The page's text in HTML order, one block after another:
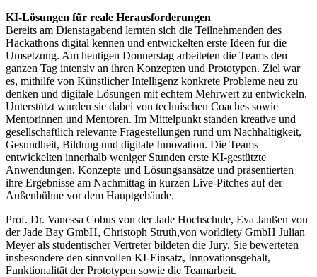
KI-Lösungen für reale Herausforderungen
Bereits am Dienstagabend lernten sich die Teilnehmenden des
Hackathons digital kennen und entwickelten erste Ideen für die
Umsetzung. Am heutigen Donnerstag arbeiteten die Teams den
ganzen Tag intensiv an ihren Konzepten und Prototypen. Ziel war
es, mithilfe von Künstlicher Intelligenz konkrete Probleme neu zu
denken und digitale Lösungen mit echtem Mehrwert zu entwickeln.
Unterstützt wurden sie dabei von technischen Coaches sowie
Mentorinnen und Mentoren. Im Mittelpunkt standen kreative und
gesellschaftlich relevante Fragestellungen rund um Nachhaltigkeit,
Gesundheit, Bildung und digitale Innovation. Die Teams
entwickelten innerhalb weniger Stunden erste KI-gestützte
Anwendungen, Konzepte und Lösungsansätze und präsentierten
ihre Ergebnisse am Nachmittag in kurzen Live-Pitches auf der
Außenbühne vor dem Hauptgebäude.
Prof. Dr. Vanessa Cobus von der Jade Hochschule, Eva Janßen von
der Jade Bay GmbH, Christoph Struth,von worldiety GmbH Julian
Meyer als studentischer Vertreter bildeten die Jury. Sie bewerteten
insbesondere den sinnvollen KI-Einsatz, Innovationsgehalt,
Funktionalität der Prototypen sowie die Teamarbeit.